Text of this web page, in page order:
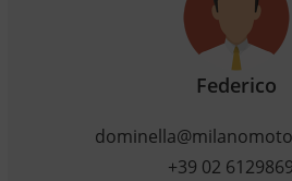
Federico
+39 02